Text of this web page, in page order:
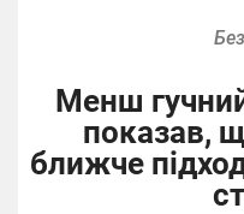
Менш
показав,
ближче